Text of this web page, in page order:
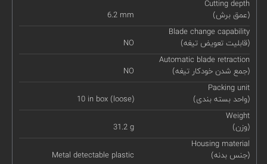
Cutting depth
(عمق برش)
6.2 mm
Blade change capability
(قابلیت تعویض تیغه)
NO
Automatic blade retraction
(جمع شدن خودکار تیغه)
NO
Packing unit
(واحد بسته بندی)
10 in box (loose)
Weight
(وزن)
31.2 g
Housing material
(جنس بدنه)
Metal detectable plastic